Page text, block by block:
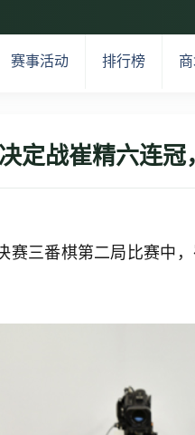
赛事活动 排行榜
定战崔精六连冠
三番棋第二局比赛中